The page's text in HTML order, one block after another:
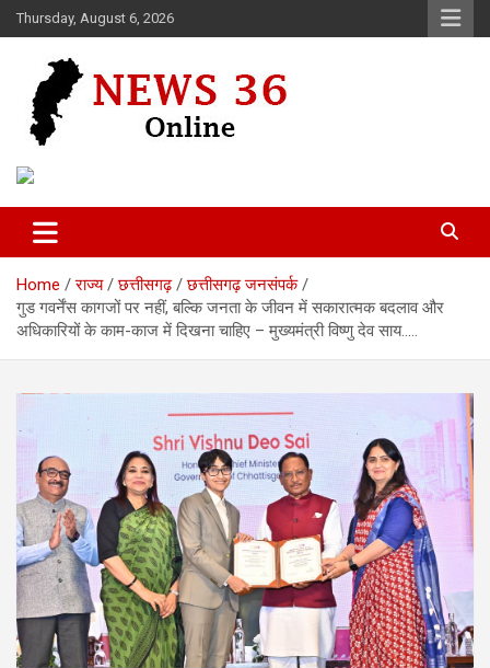
Skip
to
Thursday, August 6, 2026
News 36
Home राज्य छत्तीसगढ़
छत्तीसगढ़ जनसंपर्क
गुड गवर्नेंस कागजों पर नहीं, बल्कि जनता के जीवन में सकारात्मक बदलाव और
अधिकारियों के काम-काज में दिखना चाहिए – मुख्यमंत्री विष्णु देव साय…..